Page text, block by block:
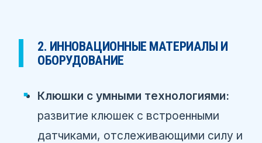
2. ИННОВАЦИОННЫЕ МАТЕРИАЛЫ И
ОБОРУДОВАНИЕ
Клюшки с умными технологиями:
развитие клюшек с встроенными
датчиками, отслеживающими силу и